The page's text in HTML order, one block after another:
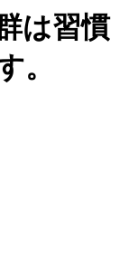
は習慣
。